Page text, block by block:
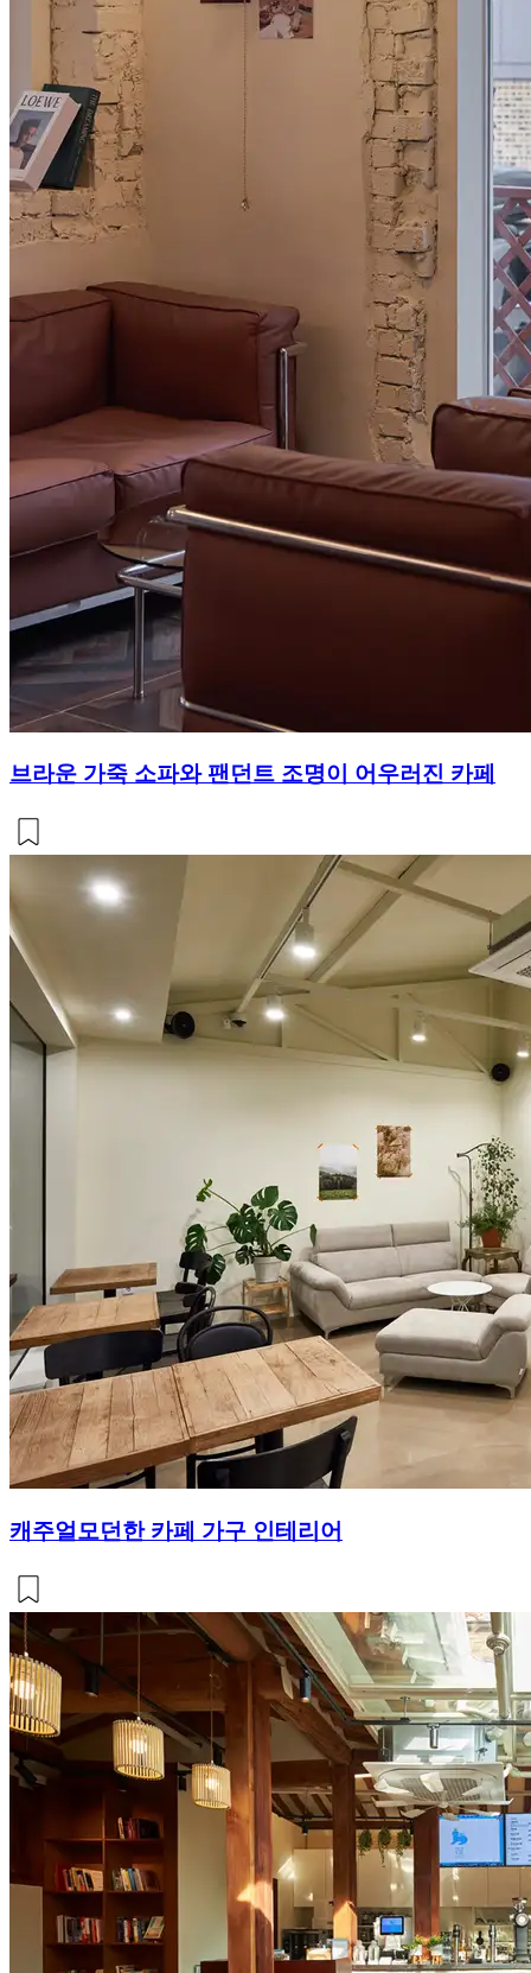
브라운 가죽 소파와 팬던트 조명이 어우러진 카페
캐주얼모던한 카페 가구 인테리어